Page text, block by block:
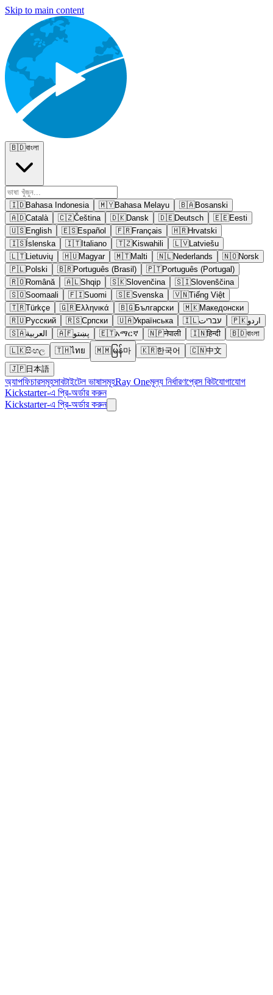
Skip to main content
🇧🇩বাংলা
🇮🇩Bahasa Indonesia 🇲🇾Bahasa Melayu 🇧🇦Bosanski
🇦🇩Català 🇨🇿Čeština 🇩🇰Dansk 🇩🇪Deutsch 🇪🇪Eesti
🇺🇸English 🇪🇸Español 🇫🇷Français 🇭🇷Hrvatski
🇮🇸Íslenska 🇮🇹Italiano 🇹🇿Kiswahili 🇱🇻Latviešu
🇱🇹Lietuvių 🇭🇺Magyar 🇲🇹Malti 🇳🇱Nederlands 🇳🇴Norsk
🇵🇱Polski 🇧🇷Português (Brasil) 🇵🇹Português (Portugal)
🇷🇴Română 🇦🇱Shqip 🇸🇰Slovenčina 🇸🇮Slovenščina
🇸🇴Soomaali 🇫🇮Suomi 🇸🇪Svenska 🇻🇳Tiếng Việt
🇹🇷Türkçe 🇬🇷Ελληνικά 🇧🇬Български 🇲🇰Македонски
🇷🇺Русский 🇷🇸Српски 🇺🇦Українська 🇮🇱עבריت 🇵🇰اردو
🇸🇦العربية 🇦🇫پښتو 🇪🇹አማርኛ 🇳🇵नेपाली 🇮🇳हिन्दी 🇧🇩বাংলা
🇱🇰සිංහල 🇹🇭ไทย 🇲🇲မြန်마 🇰🇷한국어 🇨🇳中文
🇯🇵日本語
অ্যাপফিচারসমূহসাবটাইটেল ভাষাসমূহRay Oneমূল্য নির্ধারণপ্রেস কিটযোগাযোগ
Kickstarter-এ প্রি-অর্ডার করুন
Kickstarter-এ প্রি-অর্ডার করুন